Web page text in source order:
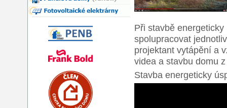
Při stavbě
spolupracovat
projektant vytápění a
videa a stavbu domu
Stavba energeticky